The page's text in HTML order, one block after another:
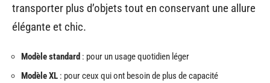
transporter plus d’objets tout en conservant une allure
élégante et chic.
Modèle standard : pour un usage quotidien léger
Modèle XL : pour ceux qui ont besoin de plus de capacité